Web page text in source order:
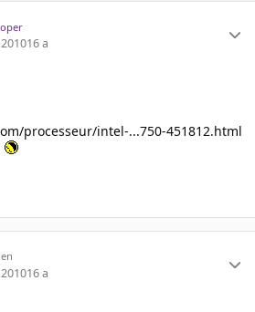
16 a
processeur/intel-...750-451812.html
16 a